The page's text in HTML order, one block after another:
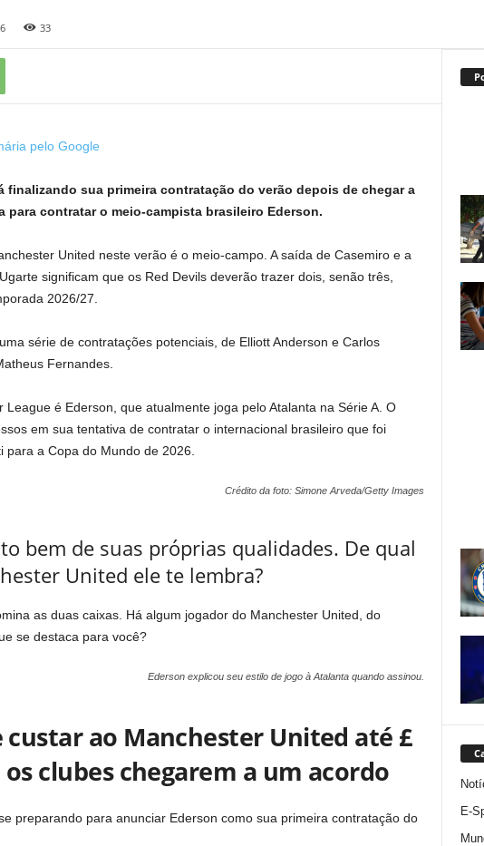
33
pelo Google
finalizando sua primeira contratação do verão depois de chegar a
para contratar o meio-campista brasileiro Ederson.
United neste verão é o meio-campo. A saída de Casemiro e a
significam que os Red Devils deverão trazer dois, senão três,
2026/27.
série de contratações potenciais, de Elliott Anderson e Carlos
Fernandes.
League é Ederson, que atualmente joga pelo Atalanta na Série A. O
em sua tentativa de contratar o internacional brasileiro que foi
para a Copa do Mundo de 2026.
Crédito da foto: Simone Arveda/Getty Images
bem de suas próprias qualidades. De qual
United ele te lembra?
as duas caixas. Há algum jogador do Manchester United, do
se destaca para você?
Ederson explicou seu estilo de jogo à Atalanta quando assinou.
custar ao Manchester United até £
os clubes chegarem a um acordo
preparando para anunciar Ederson como sua primeira contratação do
E-